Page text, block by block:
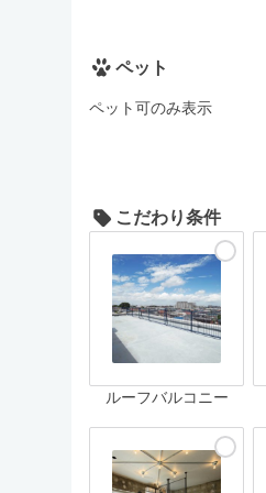
ペット
ペット可のみ表示
こだわり条件
ルーフバルコニー